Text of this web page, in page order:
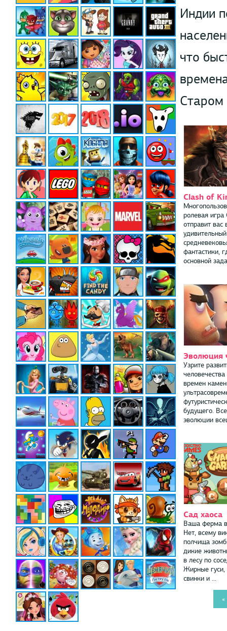
Индии
что
Старом
Clash of
ролевая
отправит вас
фантастики,
основной
Эволюция
Узрите
времен
будущего.
эволюции
Сад хаоса
Ваша ферма в
Нет, всему
полчища
дикие
в лесу по
Жирные гуси,
свинки и ...
«